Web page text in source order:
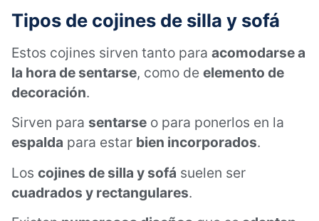
Tipos de cojines de silla y sofá
Estos cojines sirven tanto para acomodarse a
la hora de sentarse, como de elemento de
decoración.
Sirven para sentarse o para ponerlos en la
espalda para estar bien incorporados.
Los cojines de silla y sofá suelen ser
cuadrados y rectangulares.